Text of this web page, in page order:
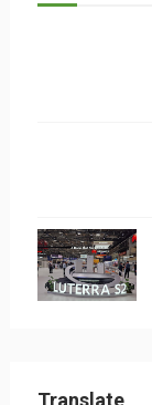
Translate